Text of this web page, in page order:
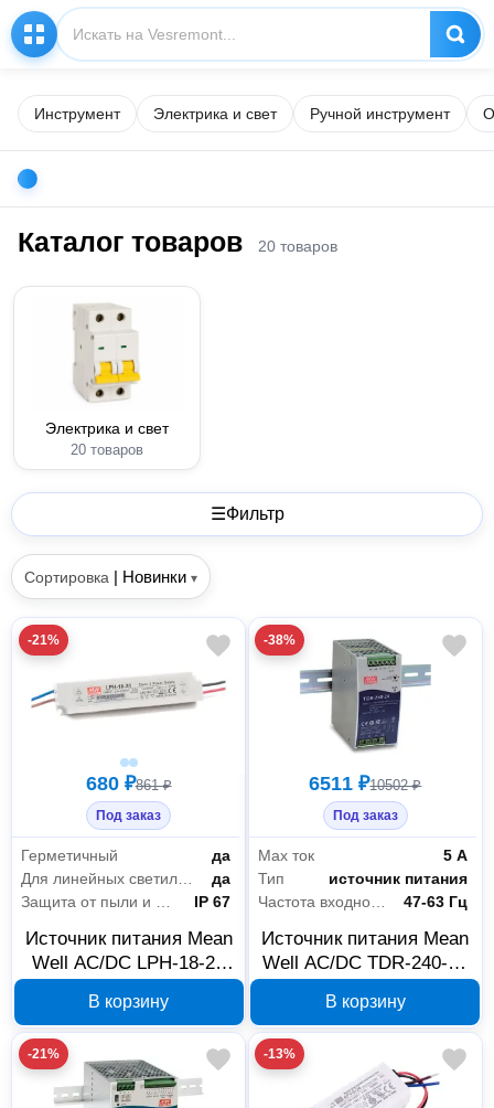
Инструмент Электрика и свет Ручной инструмент
Каталог товаров 20 товаров
Электрика и свет
20 товаров
☰Фильтр
Сортировка | Новинки ▾
-21%
680 ₽861 ₽
Под заказ
Герметичный
да
да
IP 67
Источник питания Mean
Well AC/DC LPH-18-24
В корзину
-38%
6511 ₽10502 ₽
Под заказ
Max ток
5 А
Тип
источник питания
Частота входной сети
47-63 Гц
Источник питания Mean
Well AC/DC TDR-240-48
В корзину
-21% -13%